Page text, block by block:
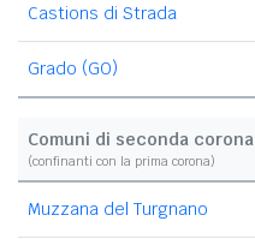
Castions di Strada
Grado (GO)
Comuni di seconda corona
(confinanti con la prima corona)
Muzzana del Turgnano